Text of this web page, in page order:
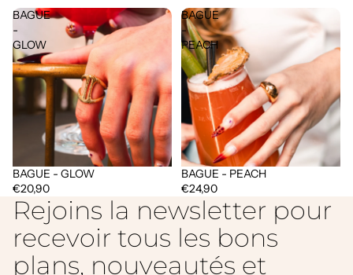
BAGUE
-
GLOW
BAGUE - GLOW
€20,90
BAGUE
-
PEACH
BAGUE - PEACH
€24,90
Rejoins la newsletter pour
recevoir tous les bons
plans, nouveautés et